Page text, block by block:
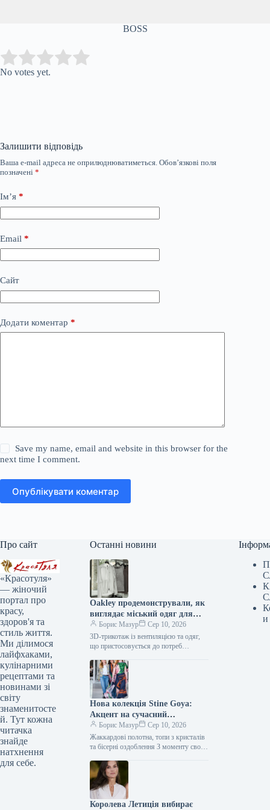
BOSS
Rate this item:
No votes yet.
Залишити відповідь
Ваша e-mail адреса не оприлюднюватиметься. Обов’язкові поля
позначені *
Ім’я *
Email *
Сайт
Додати коментар *
Save my name, email and website in this browser for the
next time I comment.
Опублікувати коментар
Про сайт
«Красотуля»
— жіночий
портал про
красу,
здоров'я та
стиль життя.
Ми ділимося
лайфхаками,
кулінарними
рецептами та
новинами зі
світу
знаменитосте
й. Тут кожна
читачка
знайде
натхнення
для себе.
Останні новини
Oakley продемонстрували, як
виглядає міський одяг для
змінної погоди
Борис Мазур
Сер 10, 2026
3D-трикотаж із вентиляцією та одяг,
що пристосовується до потреб
інноваційним підходом до створення
одягу для активного…
Нова колекція Stine Goya:
Акцент на сучасний
максималізм
Борис Мазур
Сер 10, 2026
Жаккардові полотна, топи з кристалів
та бісерні оздоблення З моменту свого
Goya активно формував…
Королева Летиція вибирає
и